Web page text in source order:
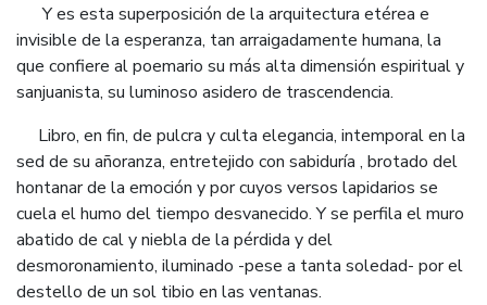
Y es esta superposición de la arquitectura etérea e
invisible de la esperanza, tan arraigadamente humana, la
que confiere al poemario su más alta dimensión espiritual y
sanjuanista, su luminoso asidero de trascendencia.
Libro, en fin, de pulcra y culta elegancia, intemporal en la
sed de su añoranza, entretejido con sabiduría , brotado del
hontanar de la emoción y por cuyos versos lapidarios se
cuela el humo del tiempo desvanecido. Y se perfila el muro
abatido de cal y niebla de la pérdida y del
desmoronamiento, iluminado -pese a tanta soledad- por el
destello de un sol tibio en las ventanas.